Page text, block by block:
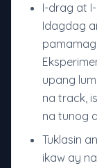
I-drag at
Idagdag
upang
na track,
na tunog
Tuklasin
ikaw ay